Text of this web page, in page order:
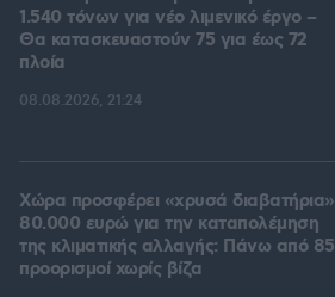
1.540 τόνων για νέο λιμενικό έργο –
Θα κατασκευαστούν 75 για έως 72
πλοία
08.08.2026, 21:24
Χώρα προσφέρει «χρυσά διαβατήρια»
80.000 ευρώ για την καταπολέμηση
της κλιματικής αλλαγής: Πάνω από 85
προορισμοί χωρίς βίζα